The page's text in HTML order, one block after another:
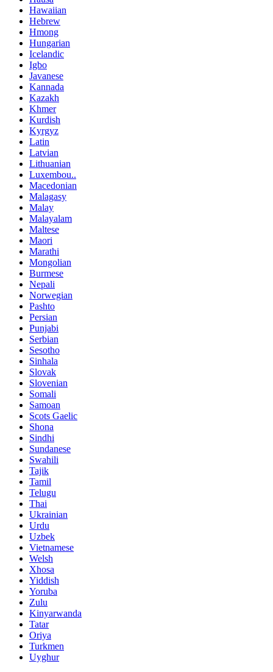
Hawaiian
Hebrew
Hmong
Hungarian
Icelandic
Igbo
Javanese
Kannada
Kazakh
Khmer
Kurdish
Kyrgyz
Latin
Latvian
Lithuanian
Luxembou..
Macedonian
Malagasy
Malay
Malayalam
Maltese
Maori
Marathi
Mongolian
Burmese
Nepali
Norwegian
Pashto
Persian
Punjabi
Serbian
Sesotho
Sinhala
Slovak
Slovenian
Somali
Samoan
Scots Gaelic
Shona
Sindhi
Sundanese
Swahili
Tajik
Tamil
Telugu
Thai
Ukrainian
Urdu
Uzbek
Vietnamese
Welsh
Xhosa
Yiddish
Yoruba
Zulu
Kinyarwanda
Tatar
Oriya
Turkmen
Uyghur